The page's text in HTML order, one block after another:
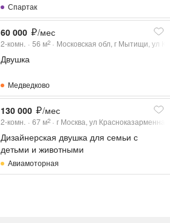
Спартак
60 000 /мес
2-комн. 56 м2 Московская обл, г Мытищи, ул
Двушка
Медведково
130 000 /мес
2-комн. 67 м2 г Москва, ул
Дизайнерская двушка для семьи с
детьми и животными
Авиамоторная